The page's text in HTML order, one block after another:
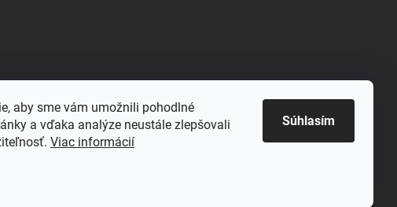
aby sme vám umožnili pohodlné
a vďaka analýze neustále zlepšovali
Viac informácií
Súhlasím